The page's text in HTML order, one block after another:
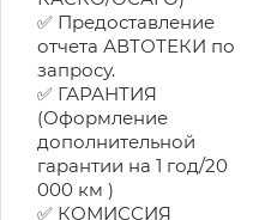
✅ Предоставление
отчета АВТОТЕКИ по
запросу.
✅ ГАРАНТИЯ
(Оформление
дополнительной
гарантии на 1 год/20
000 км )
✅ КОМИССИЯ